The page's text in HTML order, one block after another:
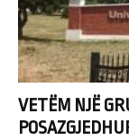
VETËM NJË